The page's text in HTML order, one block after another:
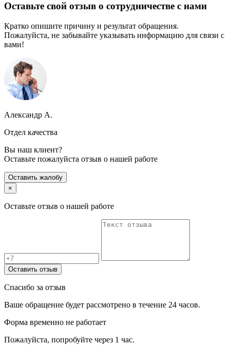
Оставьте свой отзыв о сотрудничестве с нами
Кратко опишите причину и результат обращения.
Пожалуйста, не забывайте указывать информацию для связи с
вами!
Александр А.
Отдел качества
Вы наш клиент?
Оставьте пожалуйста отзыв о нашей работе
Оставить жалобу
×
Оставьте отзыв о нашей работе
Оставить отзыв
Спасибо за отзыв
Ваше обращение будет рассмотрено в течение 24 часов.
Форма временно не работает
Пожалуйста, попробуйте через 1 час.